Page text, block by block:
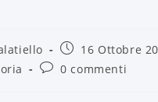
16 Ottobre
0 commenti